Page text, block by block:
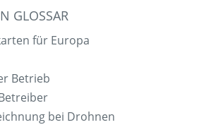
GLOSSAR
für Europa
Betrieb
bei Drohnen